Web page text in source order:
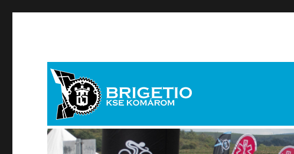
Brigetio KSE
brigetiosport[kukac]brigetiosport.hu